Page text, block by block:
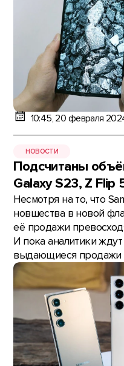
10:45, 20 февраля
НОВОСТИ
Подсчитаны
Galaxy S23, Z Flip
Несмотря на то, что
новшества в новой
её продажи
И пока аналитики
выдающиеся продажи